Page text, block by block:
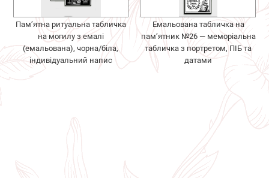
Пам’ятна ритуальна табличка
на могилу з емалі
(емальована), чорна/біла,
індивідуальний напис
Емальована табличка на
пам’ятник №26 — меморіальна
табличка з портретом, ПІБ та
датами